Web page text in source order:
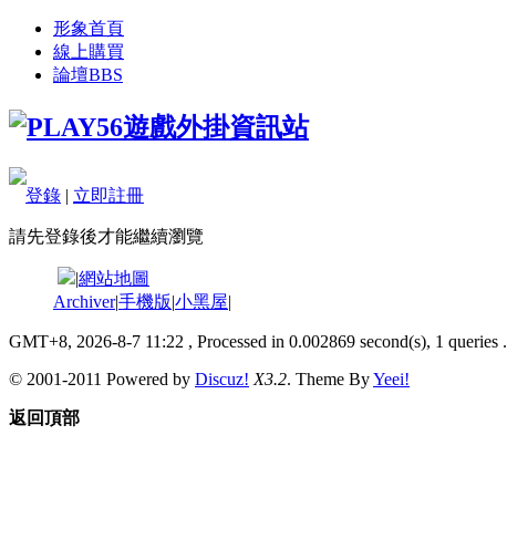
形象首頁
線上購買
論壇BBS
登錄 | 立即註冊
請先登錄後才能繼續瀏覽
|網站地圖
Archiver|手機版|小黑屋|
GMT+8, 2026-8-7 11:22 , Processed in 0.002869 second(s), 1 queries .
© 2001-2011 Powered by Discuz! X3.2. Theme ByYeei!
返回頂部